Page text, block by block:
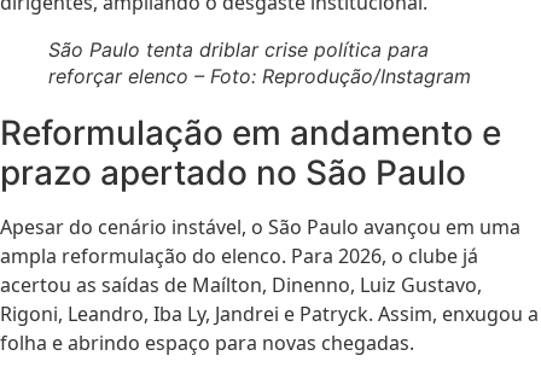
São Paulo tenta driblar crise política para
reforçar elenco – Foto: Reprodução/Instagram
Reformulação em andamento e
prazo apertado no São Paulo
Apesar do cenário instável, o São Paulo avançou em uma
ampla reformulação do elenco. Para 2026, o clube já
acertou as saídas de Maílton, Dinenno, Luiz Gustavo,
Rigoni, Leandro, Iba Ly, Jandrei e Patryck. Assim, enxugou a
folha e abrindo espaço para novas chegadas.